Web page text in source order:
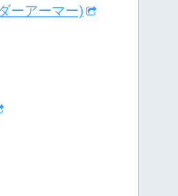
ーアーマー)